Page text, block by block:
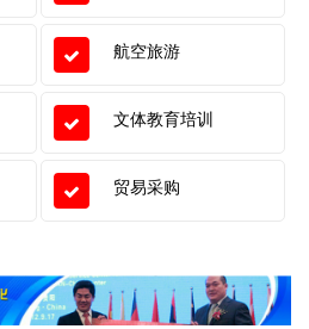
航空旅游
文体教育培训
贸易采购